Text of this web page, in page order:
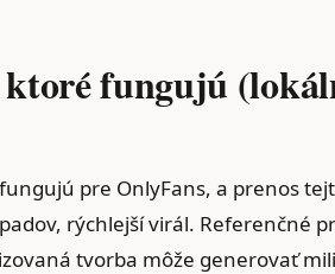
fungujú
pre OnlyFans, a prenos
rýchlejší virál. Referenčné
tvorba môže generovať